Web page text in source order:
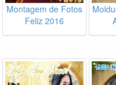
Montagem de Fotos
Feliz 2016